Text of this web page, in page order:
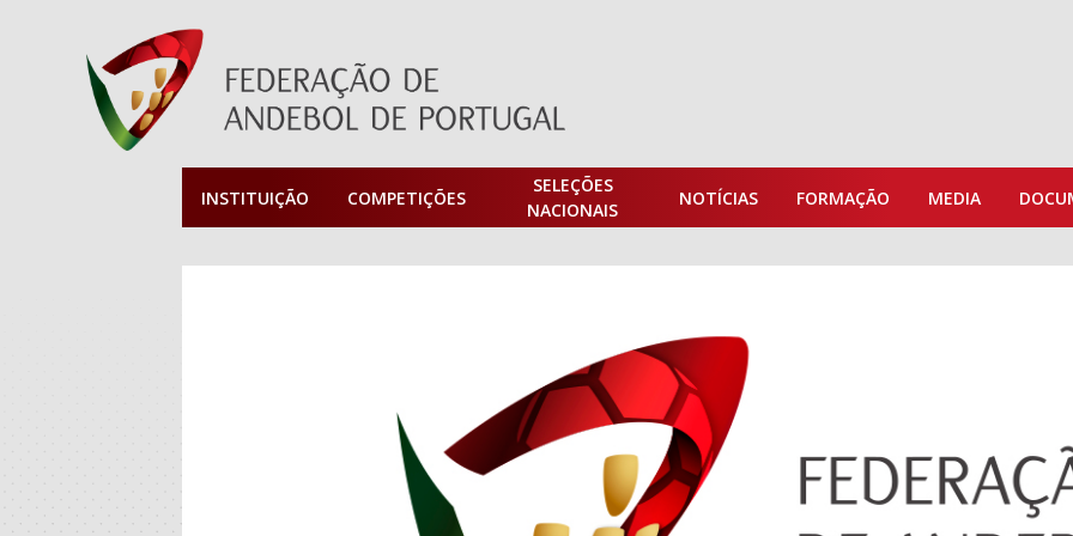
INSTITUIÇÃO COMPETIÇÕES
SELEÇÕES
NACIONAIS
NOTÍCIAS FORMAÇÃO MEDIA